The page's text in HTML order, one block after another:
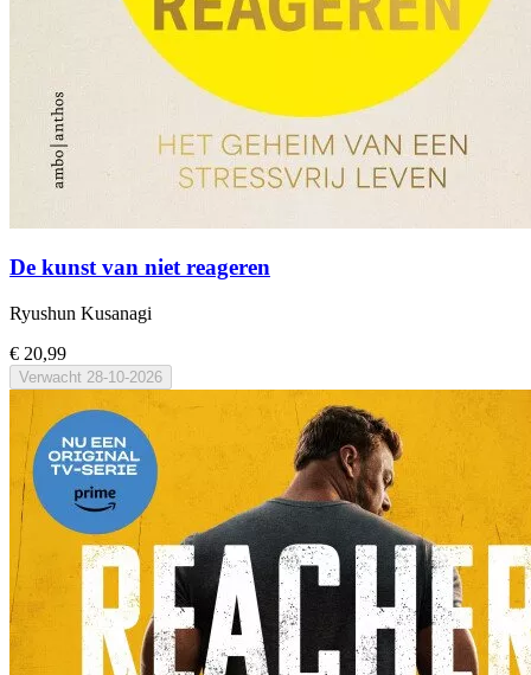
De kunst van niet reageren
Ryushun Kusanagi
€ 20,99
Verwacht 28-10-2026